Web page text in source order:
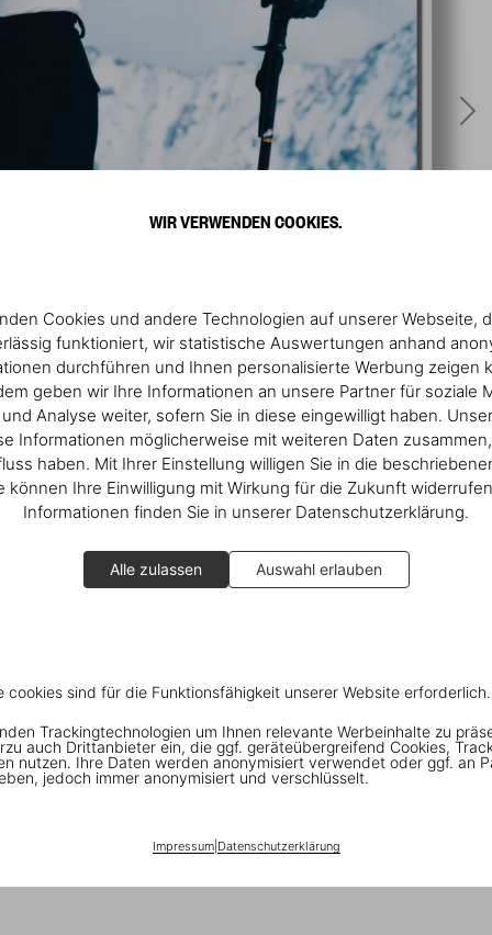
WIR VERWENDEN COOKIES.
Cookies und andere Technologien auf unserer Webseite,
funktioniert, wir statistische Auswertungen anhand
durchführen und Ihnen personalisierte Werbung zeigen
geben wir Ihre Informationen an unsere Partner für soziale
Analyse weiter, sofern Sie in diese eingewilligt haben.
Informationen möglicherweise mit weiteren Daten
haben. Mit Ihrer Einstellung willigen Sie in die
können Ihre Einwilligung mit Wirkung für die Zukunft
Informationen finden Sie in unserer Datenschutzerklärung.
Alle zulassen Auswahl erlauben
cookies sind für die Funktionsfähigkeit unserer Website erforderlich.
Trackingtechnologien um Ihnen relevante Werbeinhalte zu
auch Drittanbieter ein, die ggf. geräteübergreifend Cookies,
nutzen. Ihre Daten werden anonymisiert verwendet oder ggf. an
jedoch immer anonymisiert und verschlüsselt.
Impressum| Datenschutzerklärung